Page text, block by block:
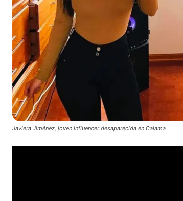
Javiera Jiménez, joven influencer desaparecida en Calama